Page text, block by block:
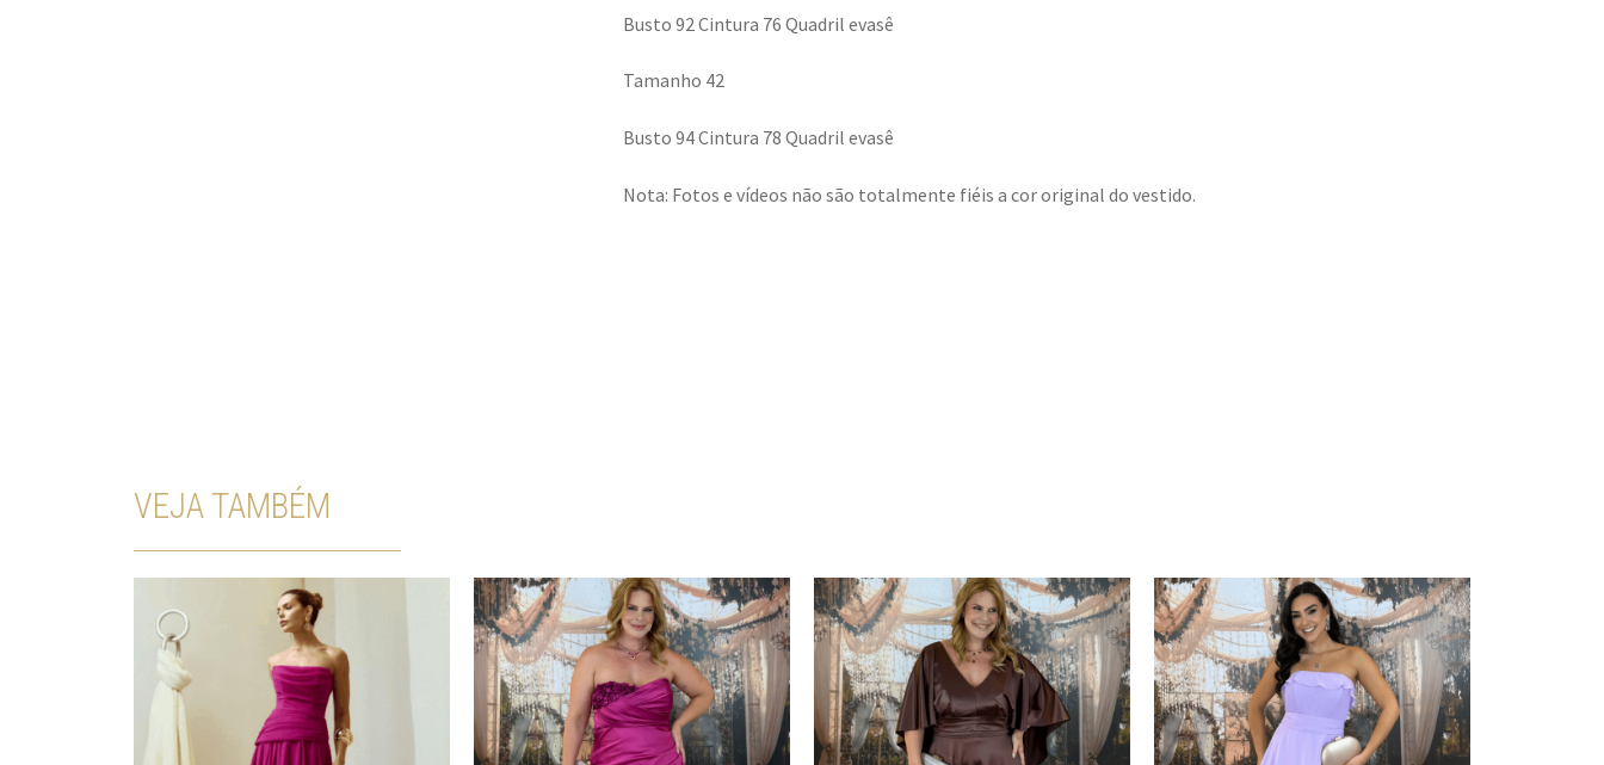
Busto 92 Cintura 76 Quadril evasê
Tamanho 42
Busto 94 Cintura 78 Quadril evasê
Nota: Fotos e vídeos não são totalmente fiéis a cor original do vestido.
VEJA TAMBÉM